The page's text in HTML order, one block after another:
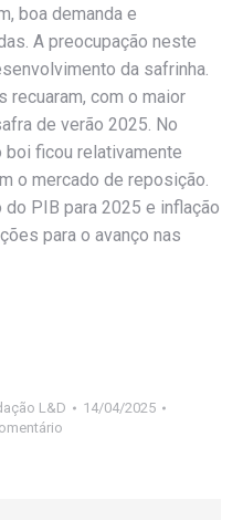
boa demanda e
A preocupação neste
da safrinha.
recuaram, com o maior
de verão 2025. No
boi ficou relativamente
o mercado de reposição.
PIB para 2025 e inflação
para o avanço nas
L&D
14/04/2025